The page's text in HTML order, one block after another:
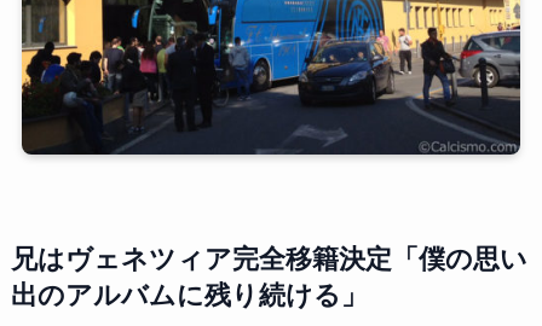
兄はヴェネツィア完全移籍決定「僕の思い
出のアルバムに残り続ける」